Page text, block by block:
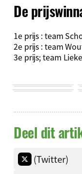
De
1e prijs : team
2e prijs : team
3e prijs; team
Deel dit
(Twitter)